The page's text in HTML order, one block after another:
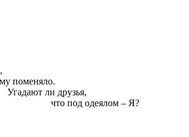
друзья,
одеялом – Я?